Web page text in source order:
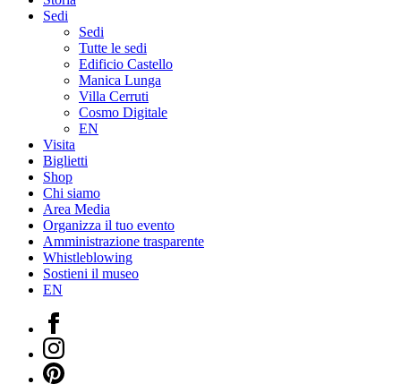
Sedi
Sedi
Tutte le sedi
Edificio Castello
Manica Lunga
Villa Cerruti
Cosmo Digitale
EN
Visita
Biglietti
Shop
Chi siamo
Area Media
Organizza il tuo evento
Amministrazione trasparente
Whistleblowing
Sostieni il museo
EN
Facebook
Instagram
Pinterest